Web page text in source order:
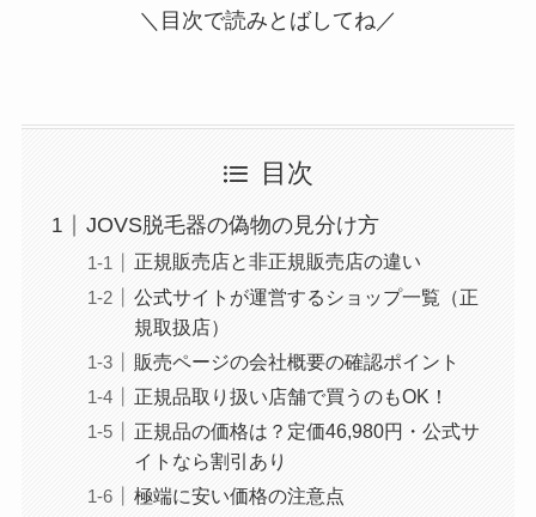
＼目次で読みとばしてね／
目次
JOVS脱毛器の偽物の見分け方
正規販売店と非正規販売店の違い
公式サイトが運営するショップ一覧（正
規取扱店）
販売ページの会社概要の確認ポイント
正規品取り扱い店舗で買うのもOK！
正規品の価格は？定価46,980円・公式サ
イトなら割引あり
極端に安い価格の注意点